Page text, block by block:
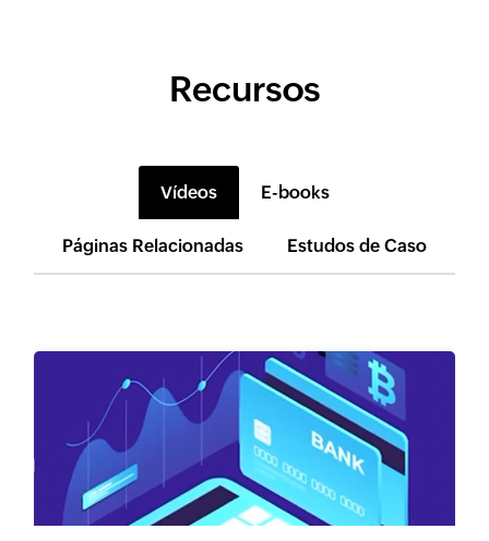
Recursos
Vídeos E-books
Páginas Relacionadas Estudos de Caso